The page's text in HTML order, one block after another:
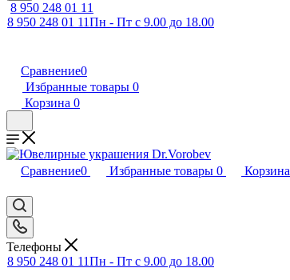
8 950 248 01 11
8 950 248 01 11Пн - Пт с 9.00 до 18.00
Сравнение0
Избранные товары 0
Корзина 0
Сравнение0 Избранные товары 0 Корзина
Телефоны
8 950 248 01 11Пн - Пт с 9.00 до 18.00